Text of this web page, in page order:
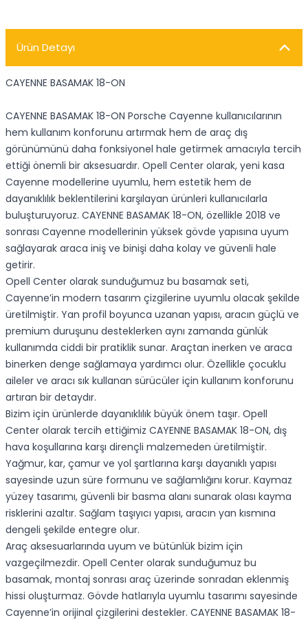
Ürün Detayı
CAYENNE BASAMAK 18-ON
CAYENNE BASAMAK 18-ON Porsche Cayenne kullanıcılarının
hem kullanım konforunu artırmak hem de araç dış
görünümünü daha fonksiyonel hale getirmek amacıyla tercih
ettiği önemli bir aksesuardır. Opell Center olarak, yeni kasa
Cayenne modellerine uyumlu, hem estetik hem de
dayanıklılık beklentilerini karşılayan ürünleri kullanıcılarla
buluşturuyoruz. CAYENNE BASAMAK 18-ON, özellikle 2018 ve
sonrası Cayenne modellerinin yüksek gövde yapısına uyum
sağlayarak araca iniş ve binişi daha kolay ve güvenli hale
getirir.
Opell Center olarak sunduğumuz bu basamak seti,
Cayenne’in modern tasarım çizgilerine uyumlu olacak şekilde
üretilmiştir. Yan profil boyunca uzanan yapısı, aracın güçlü ve
premium duruşunu desteklerken aynı zamanda günlük
kullanımda ciddi bir pratiklik sunar. Araçtan inerken ve araca
binerken denge sağlamaya yardımcı olur. Özellikle çocuklu
aileler ve aracı sık kullanan sürücüler için kullanım konforunu
artıran bir detaydır.
Bizim için ürünlerde dayanıklılık büyük önem taşır. Opell
Center olarak tercih ettiğimiz CAYENNE BASAMAK 18-ON, dış
hava koşullarına karşı dirençli malzemeden üretilmiştir.
Yağmur, kar, çamur ve yol şartlarına karşı dayanıklı yapısı
sayesinde uzun süre formunu ve sağlamlığını korur. Kaymaz
yüzey tasarımı, güvenli bir basma alanı sunarak olası kayma
risklerini azaltır. Sağlam taşıyıcı yapısı, aracın yan kısmına
dengeli şekilde entegre olur.
Araç aksesuarlarında uyum ve bütünlük bizim için
vazgeçilmezdir. Opell Center olarak sunduğumuz bu
basamak, montaj sonrası araç üzerinde sonradan eklenmiş
hissi oluşturmaz. Gövde hatlarıyla uyumlu tasarımı sayesinde
Cayenne’in orijinal çizgilerini destekler. CAYENNE BASAMAK 18-